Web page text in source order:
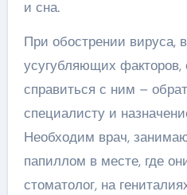
и сна.
При обострении вируса,
усугубляющих факторов,
справиться с ним –
специалисту и
Необходим врач,
папиллом в месте, где
стоматолог, на